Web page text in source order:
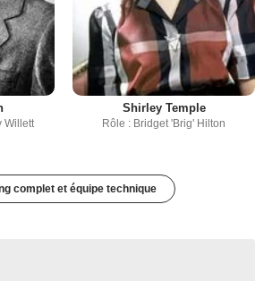
Willett
Shirley Temple
Rôle : Bridget 'Brig' Hilton
complet et équipe technique